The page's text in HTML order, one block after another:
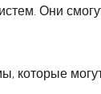
Они
которые